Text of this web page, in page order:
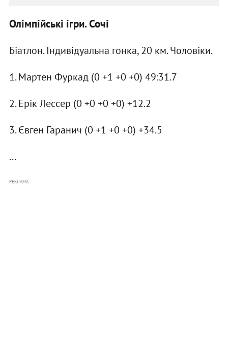
Олімпійські ігри. Сочі
Біатлон. Індивідуальна гонка, 20 км. Чоловіки.
1. Мартен Фуркад (0 +1 +0 +0) 49:31.7
2. Ерік Лессер (0 +0 +0 +0) +12.2
3. Євген Гаранич (0 +1 +0 +0) +34.5
...
РЕКЛАМА